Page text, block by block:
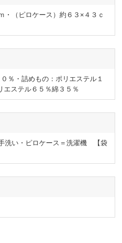
・（ピロケース）約６３×４３ｃ
％・詰めもの：ポリエステル１
エステル６５％綿３５％
洗い・ピロケース＝洗濯機 【袋